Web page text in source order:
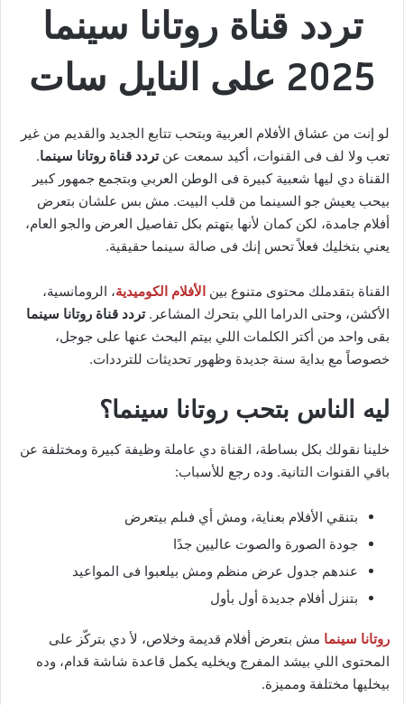
تردد قناة روتانا سينما
2025 على النايل سات
لو إنت من عشاق الأفلام العربية وبتحب تتابع الجديد والقديم من غير
تعب ولا لف فى القنوات، أكيد سمعت عنتردد قناة روتانا سينما.
القناة دي ليها شعبية كبيرة فى الوطن العربي وبتجمع جمهور كبير
بيحب يعيش جو السينما من قلب البيت. مش بس علشان بتعرض
أفلام جامدة، لكن كمان لأنها بتهتم بكل تفاصيل العرض والجو العام،
يعني بتخليك فعلاً تحس إنك فى صالة سينما حقيقية.
القناة بتقدملك محتوى متنوع بين الأفلام الكوميدية، الرومانسية،
الأكشن، وحتى الدراما اللي بتحرك المشاعر.تردد قناة روتانا سينما
بقى واحد من أكتر الكلمات اللي بيتم البحث عنها على جوجل،
خصوصاً مع بداية سنة جديدة وظهور تحديثات للترددات.
ليه الناس بتحب روتانا سينما؟
خلينا نقولك بكل بساطة، القناة دي عاملة وظيفة كبيرة ومختلفة عن
باقي القنوات التانية. وده رجع للأسباب:
بتنقي الأفلام بعناية، ومش أي فىلم بيتعرض
جودة الصورة والصوت عاليين جدًا
عندهم جدول عرض منظم ومش بيلعبوا فى المواعيد
بتنزل أفلام جديدة أول بأول
روتانا سينما مش بتعرض أفلام قديمة وخلاص، لأ دي بتركّز على
المحتوى اللي بيشد المفرج ويخليه يكمل قاعدة شاشة قدام، وده
بيخليها مختلفة ومميزة.